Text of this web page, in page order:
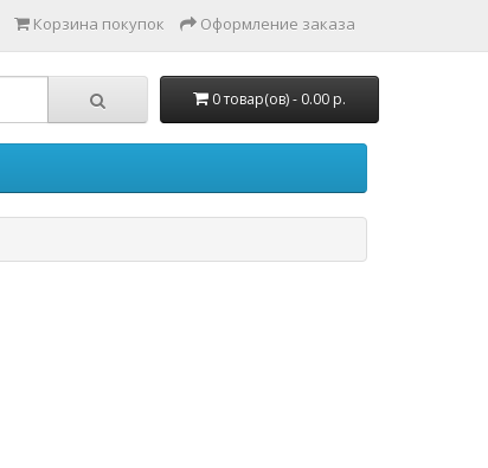
Корзина покупок Оформление заказа
0 товар(ов) - 0.00 р.